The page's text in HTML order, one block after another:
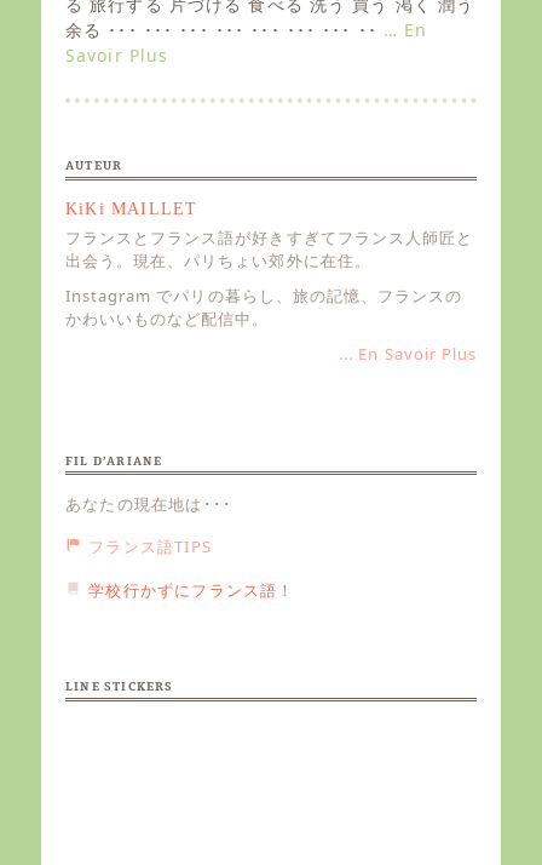
d
o
n
余る ･･･ ･･･ ･･･ ･･･ ･･･ ･･･ ･･･ ･･ … En
Savoir Plus
AUTEUR
KiKi MAILLET
フランスとフランス語が好きすぎてフランス人師匠と
出会う。現在、パリちょい郊外に在住。
Instagram でパリの暮らし、旅の記憶、フランスの
かわいいものなど配信中。
... En Savoir Plus
FIL D’ARIANE
あなたの現在地は･･･
フランス語TIPS
学校行かずにフランス語！
LINE STICKERS